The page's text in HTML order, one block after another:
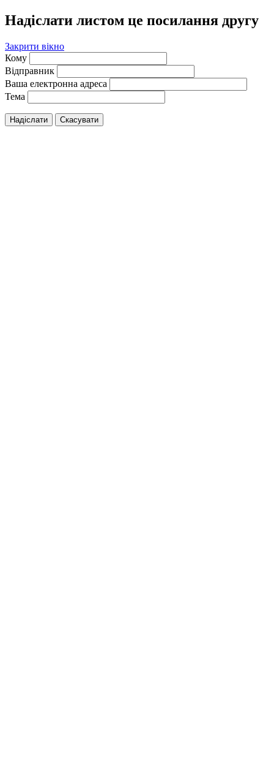
Надіслати листом це посилання другу
Закрити вікно
Кому
Відправник
Ваша електронна адреса
Тема
Надіслати Скасувати